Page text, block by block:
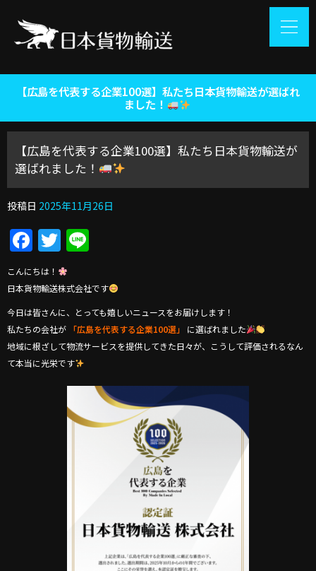
【広島を代表する企業100選】私たち日本貨物輸送が選ばれ
ました！
【広島を代表する企業100選】私たち日本貨物輸送が
選ばれました！
投稿日 2025年11月26日
Facebook
Twitter
こんにちは！
日本貨物輸送株式会社です
今日は皆さんに、とっても嬉しいニュースをお届けします！
私たちの会社が 「広島を代表する企業100選」
に選ばれました
地域に根ざして物流サービスを提供してきた日々が、こうして評価されるなん
て本当に光栄です